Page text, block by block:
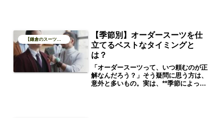
意識を変える“装置”**なのです。「勝負
の日」のための装い、それがスーツ
【鎌倉のスーツブログ】
【季節別】オーダースーツを仕
立てるベストなタイミングと
は？
「オーダースーツって、いつ頼むのが正
解なんだろう？」そう疑問に思う方は、
意外と多いもの。実は、**季節によって